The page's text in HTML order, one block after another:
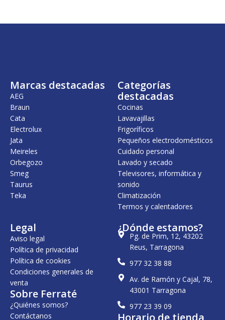
g
a
:
9
2
,
0
€
.
u
.
Marcas destacadas
AEG
Braun
Cata
Electrolux
Jata
Meireles
Orbegozo
Smeg
Taurus
Teka
Categorías
destacadas
Cocinas
Lavavajillas
Frigoríficos
Pequeños electrodomésticos
Cuidado personal
Lavado y secado
Televisores, informática y
sonido
Climatización
Termos y calentadores
Legal
Aviso legal
Política de privacidad
Política de cookies
Condiciones generales de
venta
Sobre Ferraté
¿Quiénes somos?
Contáctanos
¿Dónde estamos?
Pg. de Prim, 12, 43202
Reus, Tarragona
977 32 38 88
Av. de Ramón y Cajal, 78,
43001 Tarragona
977 23 39 09
Horario de tienda